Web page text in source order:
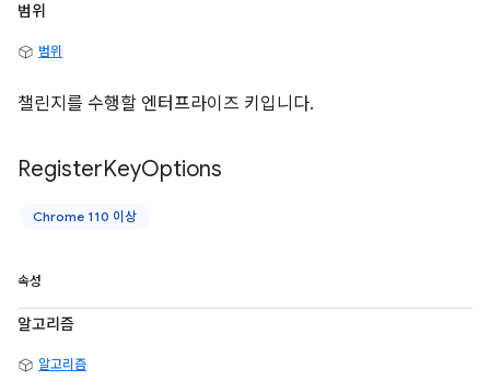
범위
범위
챌린지를 수행할 엔터프라이즈 키입니다.
RegisterKeyOptions
Chrome 110 이상
속성
알고리즘
알고리즘